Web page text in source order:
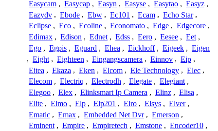
Easycam , Easycap , Easyn , Easyse , Easytao , Easyz ,
Eazydv , Ebode , Ebw , Ec101 , Ecam , Echo Star ,
Eclipse , Eco , Ecoline , Economato , Edge , Edgecore ,
Edimax , Edison , Ednet , Edss , Eero , Eesee , Eet ,
Ego , Egpis , Eguard , Ehea , Eickhoff , Eigeek , Eigen
, Eight , Eighteen , Eingangscamera , Einnov , Eip ,
Eitea , Ekaza , Eken , Elcom , Ele Technology , Elec ,
Elecom , Electriq , Electrodh , Elegate , Elegiant ,
Elegoo , Elex , Elinksmart Ip Camera , Elinz , Elisa ,
Elite , Elmo , Elp , Elp201 , Elro , Elsys , Elver ,
Ematic , Emax , Embedded Net Dvr , Emerson ,
Eminent , Empire , Empiretech , Emstone , Encoder10 ,